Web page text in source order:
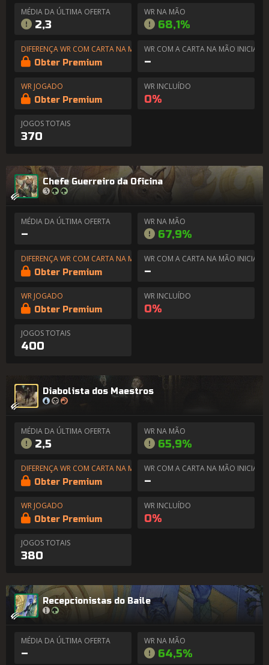
MÉDIA DA ÚLTIMA OFERTA
2,3
WR NA MÃO
68,1%
DIFERENÇA WR COM CARTA NA MÃO
Obter Premium
WR COM A CARTA NA MÃO INICIAL
–
WR JOGADO
Obter Premium
WR INCLUÍDO
0%
JOGOS TOTAIS
370
Chefe Guerreiro da Oficina
MÉDIA DA ÚLTIMA OFERTA
–
WR NA MÃO
67,9%
DIFERENÇA WR COM CARTA NA MÃO
Obter Premium
WR COM A CARTA NA MÃO INICIAL
–
WR JOGADO
Obter Premium
WR INCLUÍDO
0%
JOGOS TOTAIS
400
Diabolista dos Maestros
MÉDIA DA ÚLTIMA OFERTA
2,5
WR NA MÃO
65,9%
DIFERENÇA WR COM CARTA NA MÃO
Obter Premium
WR COM A CARTA NA MÃO INICIAL
–
WR JOGADO
Obter Premium
WR INCLUÍDO
0%
JOGOS TOTAIS
380
Recepcionistas do Baile
MÉDIA DA ÚLTIMA OFERTA
–
WR NA MÃO
64,5%